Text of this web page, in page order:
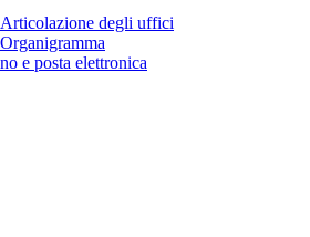
Articolazione degli uffici
Organigramma
e posta elettronica